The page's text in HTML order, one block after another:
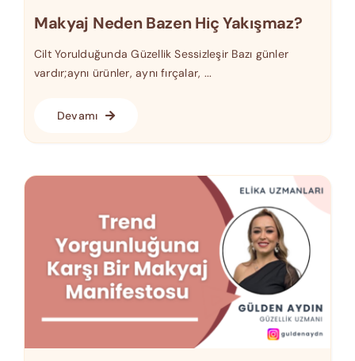
Makyaj Neden Bazen Hiç Yakışmaz?
Cilt Yorulduğunda Güzellik Sessizleşir Bazı günler
vardır;aynı ürünler, aynı fırçalar, ...
Devamı